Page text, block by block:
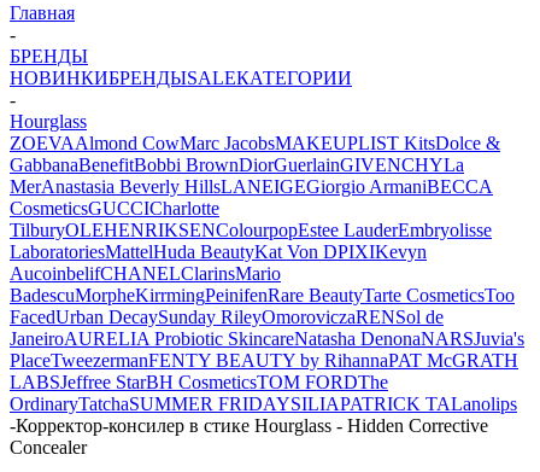
Главная
-
БРЕНДЫ
НОВИНКИБРЕНДЫSALEКАТЕГОРИИ
-
Hourglass
ZOEVAAlmond CowMarc JacobsMAKEUPLIST KitsDolce &
GabbanaBenefitBobbi BrownDiorGuerlainGIVENCHYLa
MerAnastasia Beverly HillsLANEIGEGiorgio ArmaniBECCA
CosmeticsGUCCICharlotte
TilburyOLEHENRIKSENColourpopEstee LauderEmbryolisse
LaboratoriesMattelHuda BeautyKat Von DPIXIKevyn
AucoinbelifCHANELClarinsMario
BadescuMorpheKirrmingPeinifenRare BeautyTarte CosmeticsToo
FacedUrban DecaySunday RileyOmoroviczaRENSol de
JaneiroAURELIA Probiotic SkincareNatasha DenonaNARSJuvia's
PlaceTweezermanFENTY BEAUTY by RihannaPAT McGRATH
LABSJeffree StarBH CosmeticsTOM FORDThe
OrdinaryTatchaSUMMER FRIDAYSILIAPATRICK TALanolips
-Корректор-консилер в стике Hourglass - Hidden Corrective
Concealer